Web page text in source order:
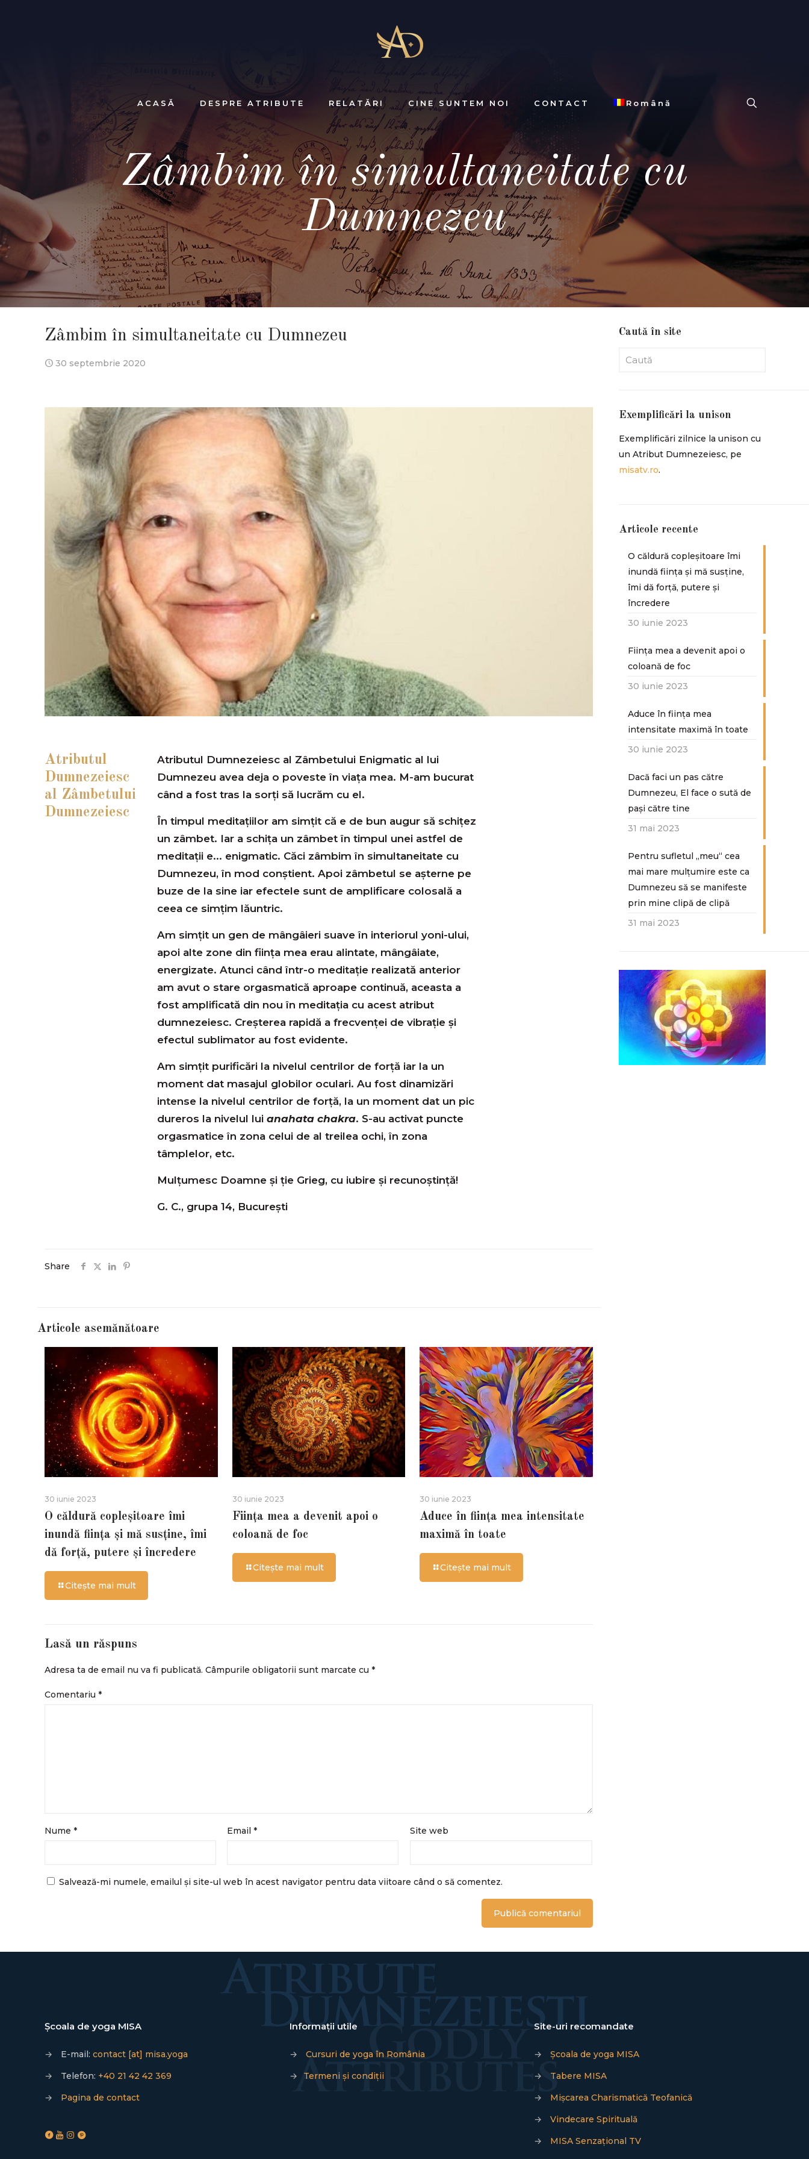
ACASĂ DESPRE ATRIBUTE RELATĂRI CINE SUNTEM NOI CONTACT Română
Zâmbim în simultaneitate cu
Dumnezeu
Zâmbim în simultaneitate cu Dumnezeu
30 septembrie 2020
Atributul
Dumnezeiesc
al Zâmbetului
Dumnezeiesc
Atributul Dumnezeiesc al Zâmbetului Enigmatic al lui
Dumnezeu avea deja o poveste în viața mea. M-am bucurat
când a fost tras la sorți să lucrăm cu el.
În timpul meditațiilor am simțit că e de bun augur să schițez
un zâmbet. Iar a schița un zâmbet în timpul unei astfel de
meditații e... enigmatic. Căci zâmbim în simultaneitate cu
Dumnezeu, în mod conștient. Apoi zâmbetul se așterne pe
buze de la sine iar efectele sunt de amplificare colosală a
ceea ce simțim lăuntric.
Am simțit un gen de mângâieri suave în interiorul yoni-ului,
apoi alte zone din ființa mea erau alintate, mângâiate,
energizate. Atunci când într-o meditație realizată anterior
am avut o stare orgasmatică aproape continuă, aceasta a
fost amplificată din nou în meditația cu acest atribut
dumnezeiesc. Creșterea rapidă a frecvenței de vibrație și
efectul sublimator au fost evidente.
Am simțit purificări la nivelul centrilor de forță iar la un
moment dat masajul globilor oculari. Au fost dinamizări
intense la nivelul centrilor de forță, la un moment dat un pic
dureros la nivelul lui anahata chakra. S-au activat puncte
orgasmatice în zona celui de al treilea ochi, în zona
tâmplelor, etc.
Mulțumesc Doamne și ție Grieg, cu iubire și recunoștință!
G. C., grupa 14, București
Share
Articole asemănătoare
30 iunie 2023
O căldură copleșitoare îmi
inundă ființa și mă susține, îmi
dă forță, putere și încredere
Citește mai mult
30 iunie 2023
Ființa mea a devenit apoi o
coloană de foc
Citește mai mult
30 iunie 2023
Aduce în ființa mea intensitate
maximă în toate
Citește mai mult
Lasă un răspuns
Adresa ta de email nu va fi publicată. Câmpurile obligatorii sunt marcate cu *
Comentariu *
Nume * Email* Site web
Salvează-mi numele, emailul și site-ul web în acest navigator pentru data viitoare când o să comentez.
Caută în site
Exemplificări la unison
Exemplificări zilnice la unison cu
un Atribut Dumnezeiesc, pe
misatv.ro.
Articole recente
O căldură copleșitoare îmi
inundă ființa și mă susține,
îmi dă forță, putere și
încredere
30 iunie 2023
Ființa mea a devenit apoi o
coloană de foc
30 iunie 2023
Aduce în ființa mea
intensitate maximă în toate
30 iunie 2023
Dacă faci un pas către
Dumnezeu, El face o sută de
paşi către tine
31 mai 2023
Pentru sufletul „meu“ cea
mai mare mulțumire este ca
Dumnezeu să se manifeste
prin mine clipă de clipă
31 mai 2023
Școala de yoga MISA
→ E-mail: contact [at] misa.yoga
→
Telefon: +40 21 42 42 369
→
Pagina de contact
Informații utile
→
Cursuri de yoga în România
→
Termeni și condiții
Site-uri recomandate
→
Școala de yoga MISA
→
Tabere MISA
→
Mișcarea Charismatică Teofanică
→
Vindecare Spirituală
→
MISA Senzațional TV